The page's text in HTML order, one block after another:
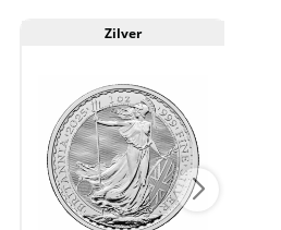
de munten veelal de
uit geweest. De
aanslag en/of
Zilver